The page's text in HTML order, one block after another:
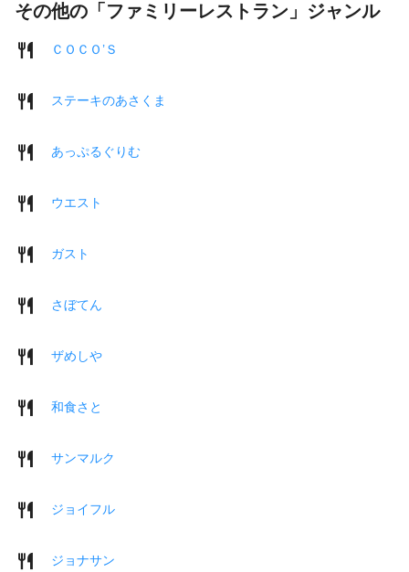
その他の「ファミリーレストラン」ジャンル
ＣＯＣＯ’Ｓ
ステーキのあさくま
あっぷるぐりむ
ウエスト
ガスト
さぼてん
ザめしや
和食さと
サンマルク
ジョイフル
ジョナサン